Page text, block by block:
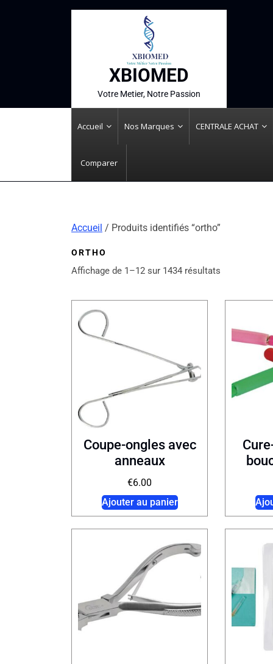
XBIOMED
Votre Metier, Notre Passion
Accueil Nos Marques CENTRALE ACHAT
Comparer
Accueil / Produits identifiés “ortho”
ORTHO
Affichage de 1–12 sur 1434 résultats
Coupe-ongles avec
anneaux
€6.00
Ajouter au panier